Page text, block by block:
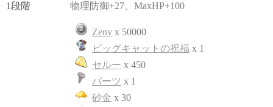
1段階 物理防御+27、MaxHP+100
Zeny x 50000
ビッグキャットの祝福 x 1
セルー x 450
パーツ x 1
砂金 x 30